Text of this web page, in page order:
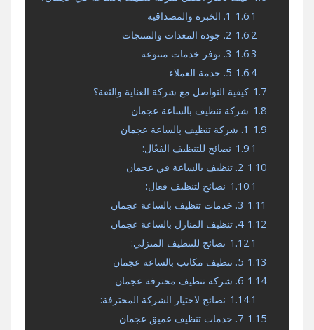
1.6.1 1. الخبرة والمصداقية
1.6.2 2. جودة المعدات والمنتجات
1.6.3 3. توفر خدمات متنوعة
1.6.4 5. خدمة العملاء
1.7 كيفية التواصل مع شركة العناية والثقة؟
1.8 شركة تنظيف بالساعة عجمان
1.9 1. شركة تنظيف بالساعة عجمان
1.9.1 نصائح للتنظيف الفعّال:
1.10 2. تنظيف بالساعة في عجمان
1.10.1 نصائح لتنظيف فعال:
1.11 3. خدمات تنظيف بالساعة عجمان
1.12 4. تنظيف المنازل بالساعة عجمان
1.12.1 نصائح للتنظيف المنزلي:
1.13 5. تنظيف مكاتب بالساعة عجمان
1.14 6. شركة تنظيف محترفة عجمان
1.14.1 نصائح لاختيار الشركة المحترفة:
1.15 7. خدمات تنظيف عميق عجمان